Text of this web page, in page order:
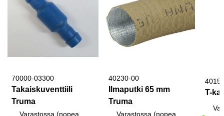
70000-03300
Takaiskuventtiili
Truma
Varastossa (nopea
40230-00
Ilmaputki 65 mm
Truma
Varastossa (nopea
T-